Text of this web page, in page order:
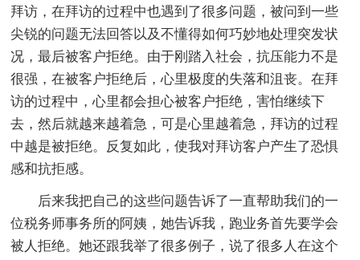
拜访，在拜访的过程中也遇到了很多问题，被问到一些
尖锐的问题无法回答以及不懂得如何巧妙地处理突发状
况，最后被客户拒绝。由于刚踏入社会，抗压能力不是
很强，在被客户拒绝后，心里极度的失落和沮丧。在拜
访的过程中，心里都会担心被客户拒绝，害怕继续下
去，然后就越来越着急，可是心里越着急，拜访的过程
中越是被拒绝。反复如此，使我对拜访客户产生了恐惧
感和抗拒感。
后来我把自己的这些问题告诉了一直帮助我们的一
位税务师事务所的阿姨，她告诉我，跑业务首先要学会
被人拒绝。她还跟我举了很多例子，说了很多人在这个